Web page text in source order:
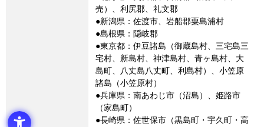
売）、利尻郡、礼文郡
●新潟県：佐渡市、岩船郡粟島浦村
●島根県：隠岐郡
●東京都：伊豆諸島（御蔵島村、三宅島三
宅村、新島村、神津島村、青ヶ島村、大
島町、八丈島八丈町、利島村）、小笠原
諸島（小笠原村）
●兵庫県：南あわじ市（沼島）、姫路市
（家島町）
●長崎県：佐世保市（黒島町・宇久町・高